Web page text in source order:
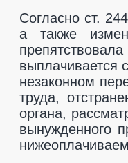
Согласно ст.
а также
выплачивается
незаконном
труда,
органа,
вынужденного